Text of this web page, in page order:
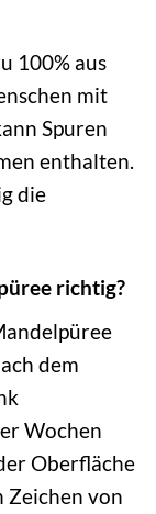
100% aus
mit
Spuren
enthalten.
die
richtig?
dem
Wochen
Oberfläche
Zeichen von